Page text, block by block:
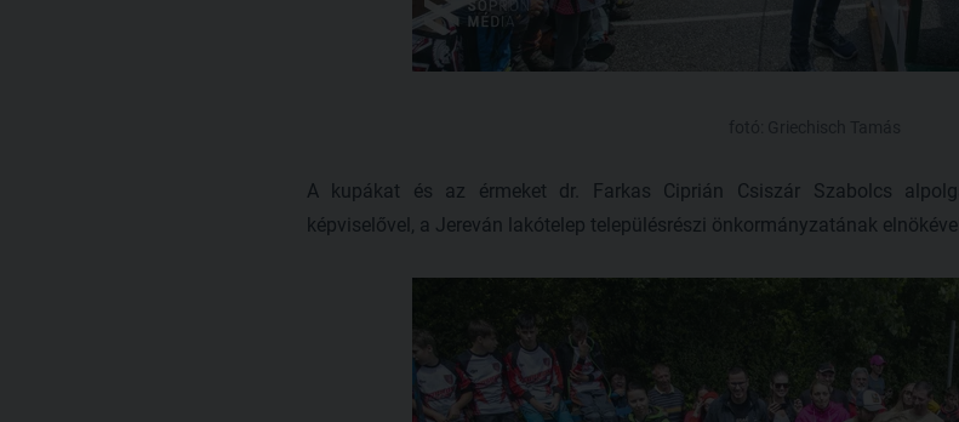
A kupákat és az érmeket dr. Farkas Ciprián Csiszár Szabolcs
képviselővel, a Jereván lakótelep településrészi önkormányzatának